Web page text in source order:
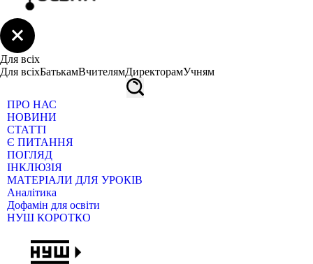
Для всіх
Для всіхБатькамВчителямДиректорамУчням
ПРО НАС
НОВИНИ
СТАТТІ
Є ПИТАННЯ
ПОГЛЯД
ІНКЛЮЗІЯ
МАТЕРІАЛИ ДЛЯ УРОКІВ
Аналітика
Дофамін для освіти
НУШ КОРОТКО